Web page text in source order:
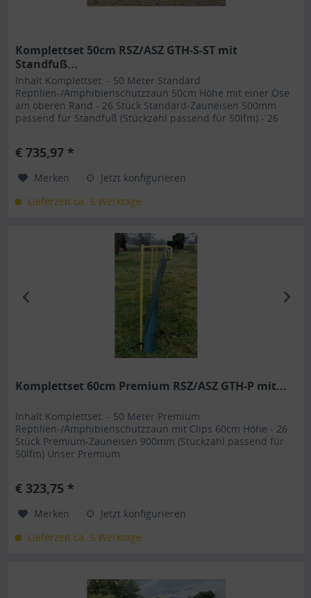
Komplettset 50cm RSZ/ASZ GTH-S-ST mit
Standfuß...
Inhalt Komplettset: - 50 Meter Standard
Reptilien-/Amphibienschutzzaun 50cm Höhe mit einer Öse
am oberen Rand - 26 Stück Standard-Zauneisen 500mm
passend für Standfuß (Stückzahl passend für 50lfm) - 26
Standfüße mit Kederverbindung ist durch seine Art
€ 735,97 *
Merken
Jetzt konfigurieren
Lieferzeit ca. 5 Werktage
Komplettset 60cm Premium RSZ/ASZ GTH-P mit...
Inhalt Komplettset: - 50 Meter Premium
Reptilien-/Amphibienschutzzaun mit Clips 60cm Höhe - 26
Stück Premium-Zauneisen 900mm (Stückzahl passend für
50lfm) Unser Premium
Die dafür verwendeten Bestandteile sind hauptsächlich
€ 323,75 *
Merken
Jetzt konfigurieren
Lieferzeit ca. 5 Werktage